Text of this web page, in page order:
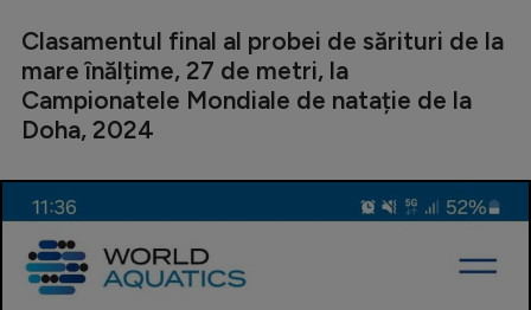
Clasamentul final al probei de sărituri de la
mare înălțime, 27 de metri, la
Campionatele Mondiale de natație de la
Doha, 2024